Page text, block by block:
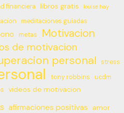
financiera libros gratis louise hay
meditaciones guiadas
metas Motivacion
de motivacion
personal stress
tony robbins
ucdm
videos de motivacion
afirmaciones positivas
amor